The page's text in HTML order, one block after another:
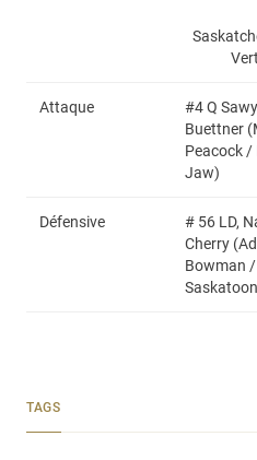
Vert
Attaque
#4 Q
Buettner
Peacock /
Jaw)
Défensive
# 56 LD,
Cherry
Bowman /
TAGS